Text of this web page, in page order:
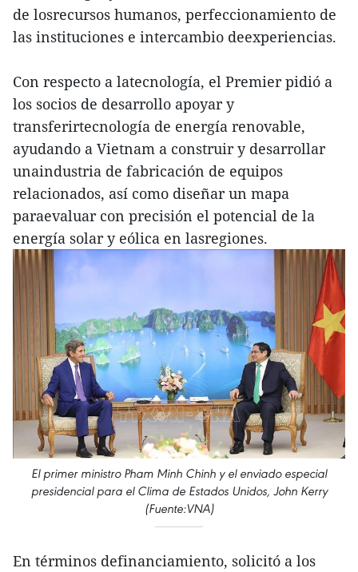
de losrecursos humanos, perfeccionamiento de
las instituciones e intercambio deexperiencias.
Con respecto a latecnología, el Premier pidió a
los socios de desarrollo apoyar y
transferirtecnología de energía renovable,
ayudando a Vietnam a construir y desarrollar
unaindustria de fabricación de equipos
relacionados, así como diseñar un mapa
paraevaluar con precisión el potencial de la
energía solar y eólica en lasregiones.
El primer ministro Pham Minh Chinh y el enviado especial
presidencial para el Clima de Estados Unidos, John Kerry
(Fuente:VNA)
En términos definanciamiento, solicitó a los